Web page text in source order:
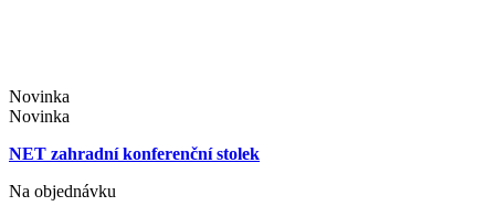
Novinka
Novinka
NET zahradní konferenční stolek
Na objednávku